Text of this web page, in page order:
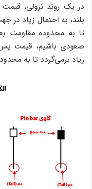
تا به محدوده‌ مقاومت
زیاد برمی‌گردد تا به